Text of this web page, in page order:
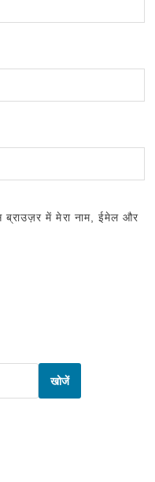
ब्राउज़र में मेरा नाम, ईमेल और
खोजें